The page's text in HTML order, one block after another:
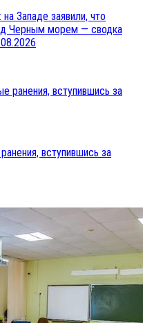
Западе заявили, что
Черным морем — сводка
вступившись за